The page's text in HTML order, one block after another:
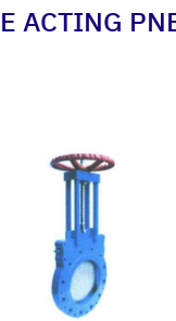
ACTING